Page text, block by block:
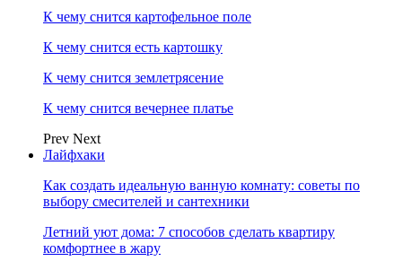
К чему снится картофельное поле
К чему снится есть картошку
К чему снится землетрясение
К чему снится вечернее платье
Prev Next
Лайфхаки
Как создать идеальную ванную комнату: советы по
выбору смесителей и сантехники
Летний уют дома: 7 способов сделать квартиру
комфортнее в жару